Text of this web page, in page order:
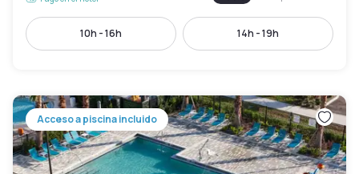
10h - 16h 14h - 19h
Acceso a piscina incluido